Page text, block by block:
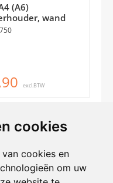
cookies
cookies en
om uw
(A6)
wand
excl.BTW